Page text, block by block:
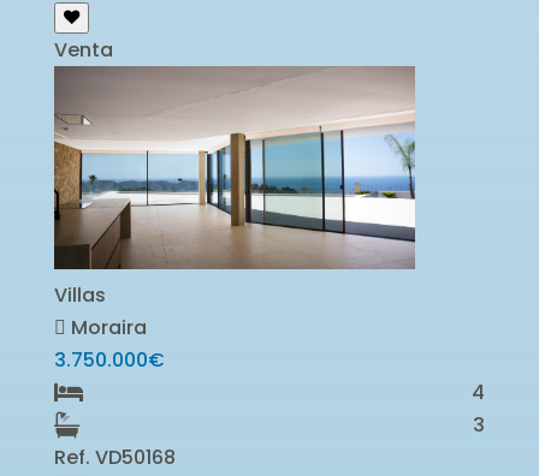
Venta
Villas
Moraira
3.750.000€
4
3
Ref. VD50168